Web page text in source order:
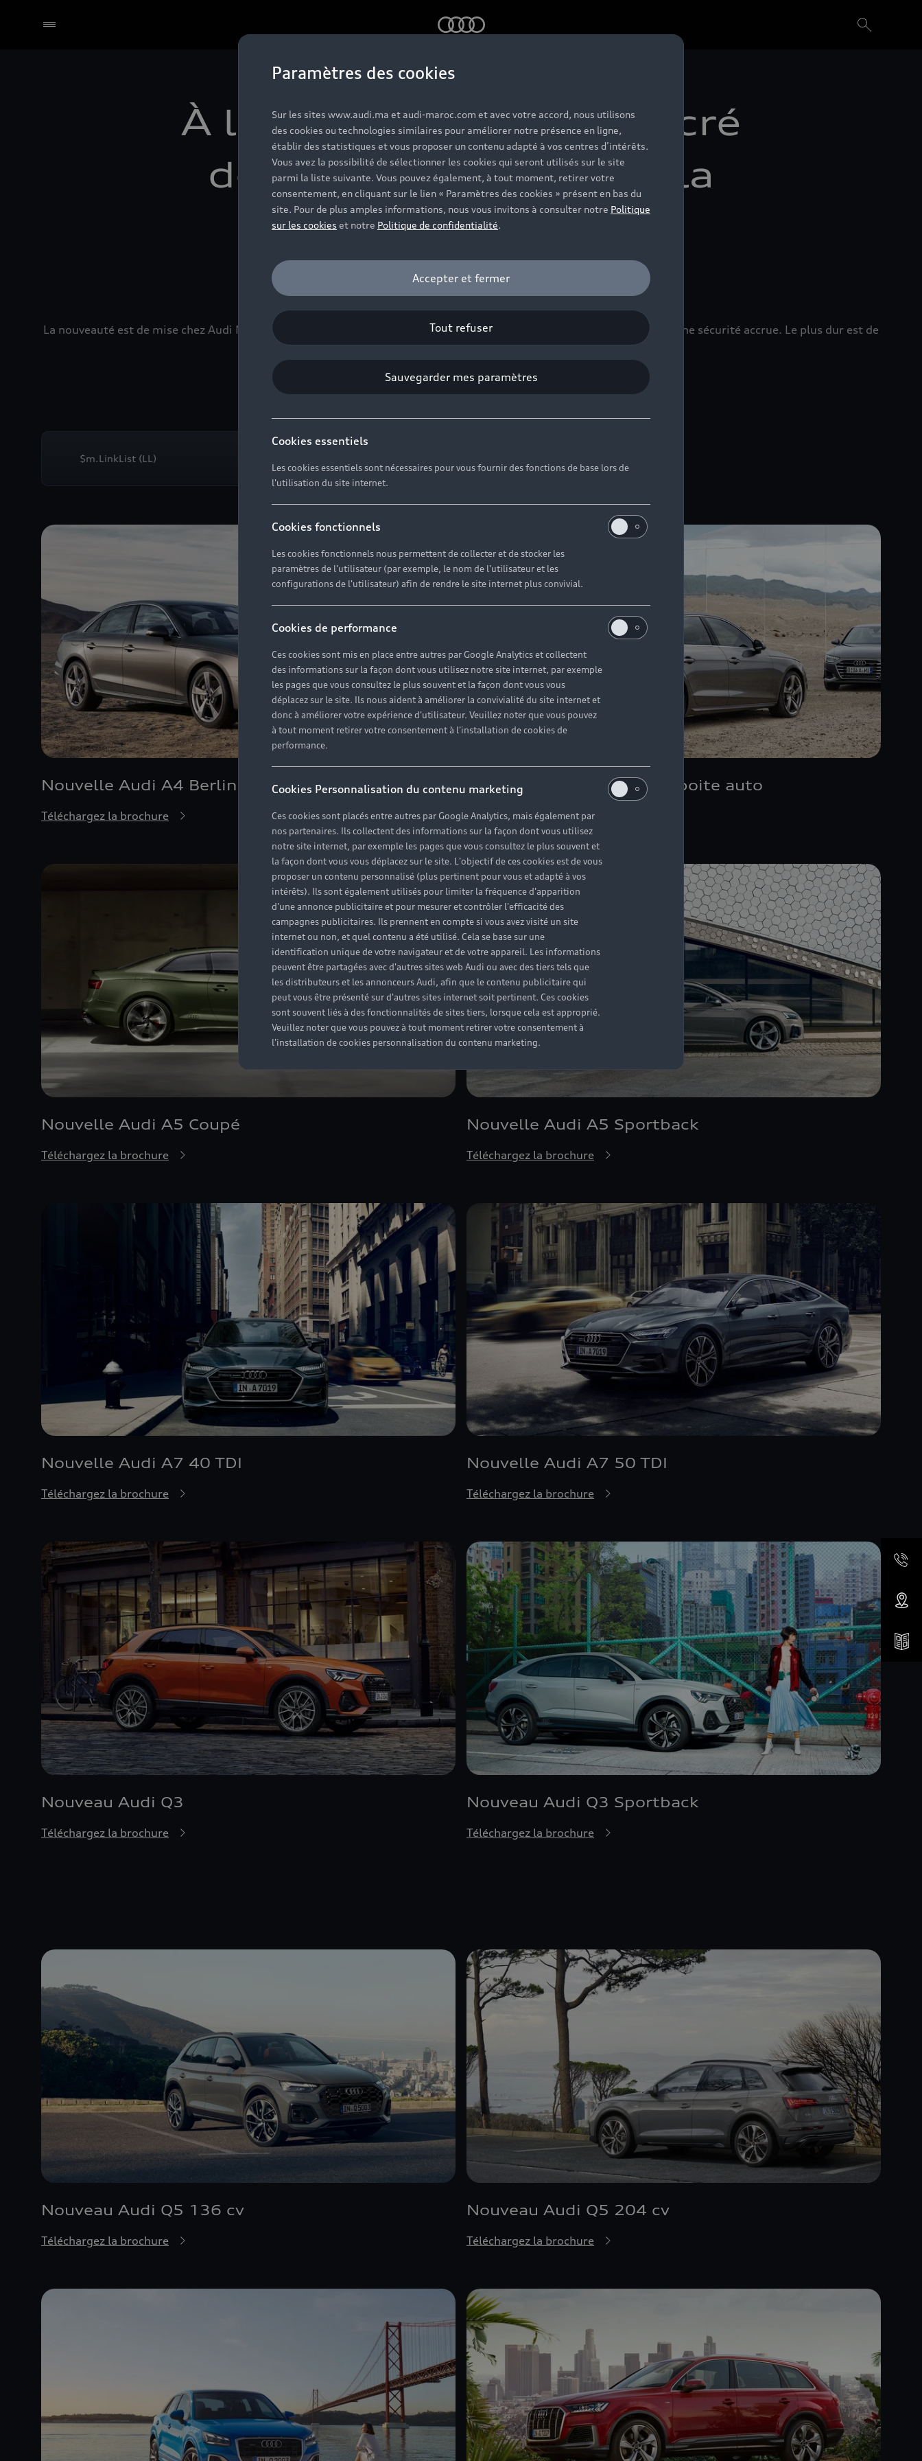
À l'occasion du mois sacré
de Ramadan, 90% de la
gamme Audi a été
renouvelée.<br/>
La nouveauté est de mise chez Audi Maroc.<br/>Un design branché et une connectivité fascinante, une technologie et une sécurité accrue. Le plus dur est de
faire son choix.<br/>
$m.LinkList (LL)
Nouvelle Audi A4 Berline boite manuelle
Téléchargez la brochure
Nouvelle Audi A4 Berline boite auto
Téléchargez la brochure
Nouvelle Audi A5 Coupé
Téléchargez la brochure
Nouvelle Audi A5 Sportback
Téléchargez la brochure
Nouvelle Audi A7 40 TDI
Téléchargez la brochure
Nouvelle Audi A7 50 TDI
Téléchargez la brochure
Nouveau Audi Q3
Téléchargez la brochure
Nouveau Audi Q3 Sportback
Téléchargez la brochure
Nouveau Audi Q5 136 cv
Téléchargez la brochure
Nouveau Audi Q5 204 cv
Téléchargez la brochure
Paramètres des cookies
Sur les sites www.audi.ma et audi-maroc.com et avec votre accord, nous utilisons
des cookies ou technologies similaires pour améliorer notre présence en ligne,
établir des statistiques et vous proposer un contenu adapté à vos centres d’intérêts.
Vous avez la possibilité de sélectionner les cookies qui seront utilisés sur le site
parmi la liste suivante. Vous pouvez également, à tout moment, retirer votre
consentement, en cliquant sur le lien « Paramètres des cookies » présent en bas du
site. Pour de plus amples informations, nous vous invitons à consulter notre Politique
sur les cookies et notre Politique de confidentialité.
Accepter et fermer
Tout refuser
Sauvegarder mes paramètres
Cookies essentiels
Les cookies essentiels sont nécessaires pour vous fournir des fonctions de base lors de
l'utilisation du site internet.
Cookies fonctionnels
Les cookies fonctionnels nous permettent de collecter et de stocker les
paramètres de l'utilisateur (par exemple, le nom de l'utilisateur et les
configurations de l'utilisateur) afin de rendre le site internet plus convivial.
Cookies de performance
Ces cookies sont mis en place entre autres par Google Analytics et collectent
des informations sur la façon dont vous utilisez notre site internet, par exemple
les pages que vous consultez le plus souvent et la façon dont vous vous
déplacez sur le site. Ils nous aident à améliorer la convivialité du site internet et
donc à améliorer votre expérience d'utilisateur. Veuillez noter que vous pouvez
à tout moment retirer votre consentement à l'installation de cookies de
performance.
Cookies Personnalisation du contenu marketing
Ces cookies sont placés entre autres par Google Analytics, mais également par
nos partenaires. Ils collectent des informations sur la façon dont vous utilisez
notre site internet, par exemple les pages que vous consultez le plus souvent et
la façon dont vous vous déplacez sur le site. L'objectif de ces cookies est de vous
proposer un contenu personnalisé (plus pertinent pour vous et adapté à vos
intérêts). Ils sont également utilisés pour limiter la fréquence d'apparition
d'une annonce publicitaire et pour mesurer et contrôler l'efficacité des
campagnes publicitaires. Ils prennent en compte si vous avez visité un site
internet ou non, et quel contenu a été utilisé. Cela se base sur une
identification unique de votre navigateur et de votre appareil. Les informations
peuvent être partagées avec d'autres sites web Audi ou avec des tiers tels que
les distributeurs et les annonceurs Audi, afin que le contenu publicitaire qui
peut vous être présenté sur d'autres sites internet soit pertinent. Ces cookies
sont souvent liés à des fonctionnalités de sites tiers, lorsque cela est approprié.
Veuillez noter que vous pouvez à tout moment retirer votre consentement à
l'installation de cookies personnalisation du contenu marketing.